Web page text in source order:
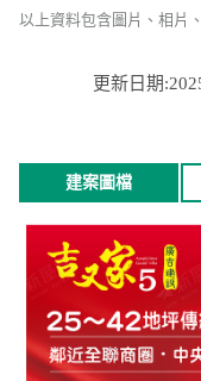
以上資料包含圖片、相片
更新日期
建案圖檔